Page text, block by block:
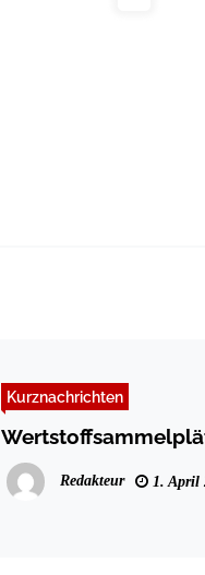
Kurznachrichten
Redakteur 1. April